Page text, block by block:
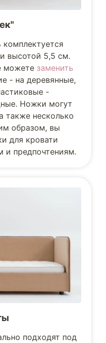
высотой 5,5 см.
можете заменить
- на деревянные,
-
Ножки могут
также несколько
образом, вы
для кровати
и предпочтениям.
подходят под